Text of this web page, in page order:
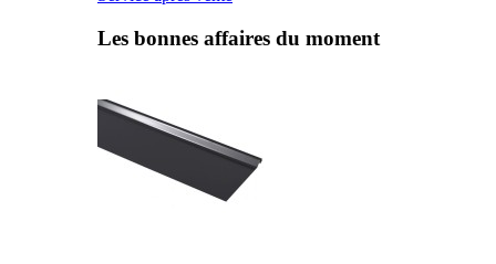
Les bonnes affaires du moment